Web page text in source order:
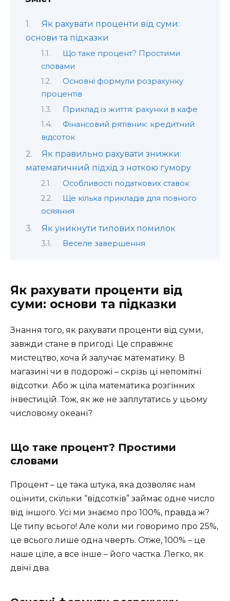
Як рахувати проценти від суми:
основи та підказки
Що таке процент? Простими
словами
Основні формули розрахунку
процентів
Приклад із життя: рахунки в кафе
Фінансовий рятівник: кредитний
відсоток
Як правильно рахувати знижки:
математичний підхід з ноткою гумору
Особливості податкових ставок
Ще кілька прикладів для повного
осяяння
Як уникнути типових помилок
Веселе завершення
Як рахувати проценти від
суми: основи та підказки
Знання того, як рахувати проценти від суми,
завжди стане в пригоді. Це справжнє
мистецтво, хоча й залучає математику. В
магазині чи в подорожі – скрізь ці непомітні
відсотки. Або ж ціла математика розгінних
інвестицій. Тож, як же не заплутатись у цьому
числовому океані?
Що таке процент? Простими
словами
Процент – це така штука, яка дозволяє нам
оцінити, скільки “відсотків” займає одне число
від іншого. Усі ми знаємо про 100%, правда ж?
Це типу всього! Але коли ми говоримо про 25%,
це всього лише одна чверть. Отже, 100% – це
наше ціле, а все інше – його частка. Легко, як
двічі два.